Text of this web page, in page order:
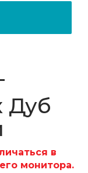
Дуб
в
монитора.